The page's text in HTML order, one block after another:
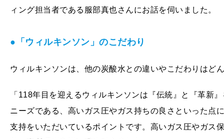
ィング担当者である服部真也さんにお話を伺いました。
●「ウィルキンソン」のこだわり
ウィルキンソンは、他の炭酸水との違いやこだわりはど
「118年目を迎えるウィルキンソンは『伝統』と『革新
ニーズである、高いガス圧やガス持ちの良さといった点
支持をいただいているポイントです。高いガス圧やガス